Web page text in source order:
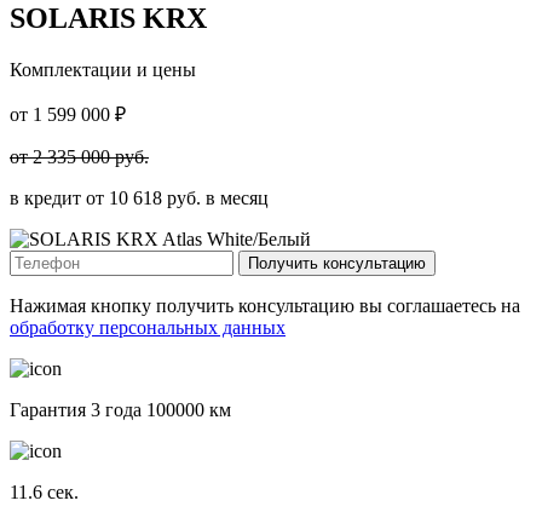
SOLARIS KRX
Комплектации и цены
от 1 599 000 ₽
от2 335 000руб.
в кредит от 10 618 руб. в месяц
Получить консультацию
Нажимая кнопку получить консультацию вы соглашаетесь на
обработку персональных данных
Гарантия 3 года 100000 км
11.6 сек.